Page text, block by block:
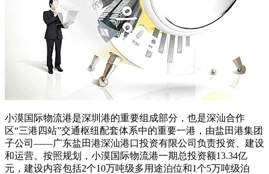
小漠国际物流港是深圳港的重要组成部分，也是深汕合作
区“三港四站”交通枢纽配套体系中的重要一港，由盐田港集团
子公司——广东盐田港深汕港口投资有限公司负责投资、建设
和运营。按照规划，小漠国际物流港一期总投资额13.34亿
元，建设内容包括2个10万吨级多用途泊位和1个5万吨级泊